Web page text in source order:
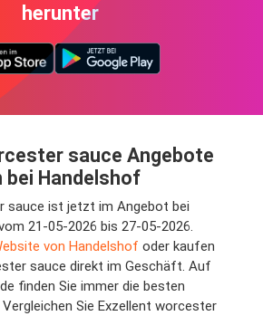
herunter
sauce Angebote
bei Handelshof
sauce ist jetzt im Angebot bei
21-05-2026 bis 27-05-2026.
von Handelshof oder kaufen
sauce direkt im Geschäft. Auf
finden Sie immer die besten
Sie Exzellent worcester